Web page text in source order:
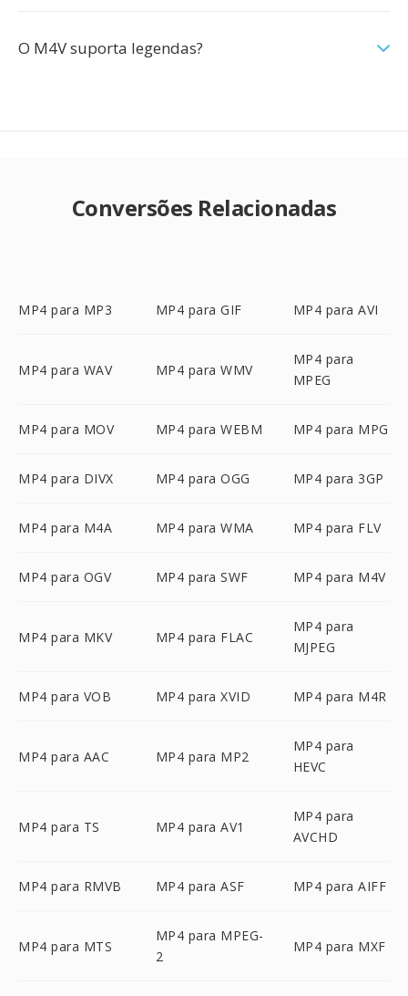
O M4V suporta legendas?
Conversões Relacionadas
MP4 para MP3 MP4 para GIF MP4 para AVI
MP4 para WAV MP4 para WMV
MP4 para
MPEG
MP4 para MOV MP4 para WEBM MP4 para MPG
MP4 para DIVX MP4 para OGG MP4 para 3GP
MP4 para M4A MP4 para WMA MP4 para FLV
MP4 para OGV MP4 para SWF MP4 para M4V
MP4 para MKV MP4 para FLAC
MP4 para
MJPEG
MP4 para VOB MP4 para XVID MP4 para M4R
MP4 para AAC MP4 para MP2
MP4 para
HEVC
MP4 para TS MP4 para AV1
MP4 para
AVCHD
MP4 para RMVB MP4 para ASF MP4 para AIFF
MP4 para MTS
MP4 para MPEG-
2
MP4 para MXF